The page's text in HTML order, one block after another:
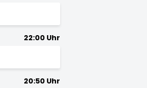
22:00 Uhr
20:50 Uhr